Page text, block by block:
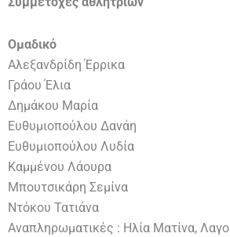
Ομαδικό
Αλεξανδρίδη Έρρικα
Γράου Έλια
Δημάκου Μαρία
Ευθυμιοπούλου Δανάη
Ευθυμιοπούλου Λυδία
Καμμένου Λάουρα
Μπουτσικάρη Σεμίνα
Ντόκου Τατιάνα
Αναπληρωματικές : Ηλία Ματίνα,